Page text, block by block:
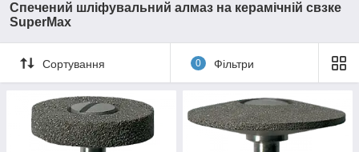
Спечений шліфувальний алмаз на керамічній свзке
SuperMax
Сортування 0 Фільтри